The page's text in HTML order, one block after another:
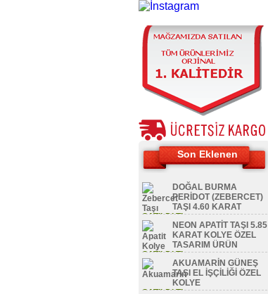
Son Eklenen
DOĞAL BURMA
PERİDOT (ZEBERCET)
TAŞI 4.60 KARAT
SATILDI TL
NEON APATİT TAŞI 5.85
KARAT KOLYE ÖZEL
TASARIM ÜRÜN
SATILDI TL
AKUAMARİN GÜNEŞ
TAŞI EL İŞÇİLİĞİ ÖZEL
KOLYE